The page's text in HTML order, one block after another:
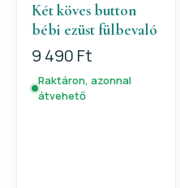
Két köves button
bébi ezüst fülbevaló
9 490 Ft
Raktáron, azonnal
átvehető